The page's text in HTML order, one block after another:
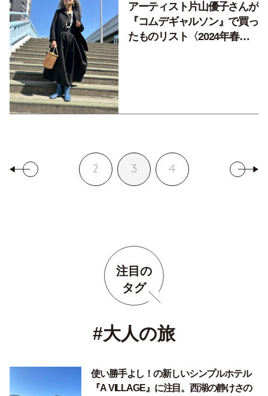
アーティスト片山優子さんが
『コムデギャルソン』で買っ
たものリスト〈2024年春
2 3 4
注目の
タグ
#大人の旅
使い勝手よし！の新しいシンプルホテル
『A VILLAGE』に注目。西湖の静けさの